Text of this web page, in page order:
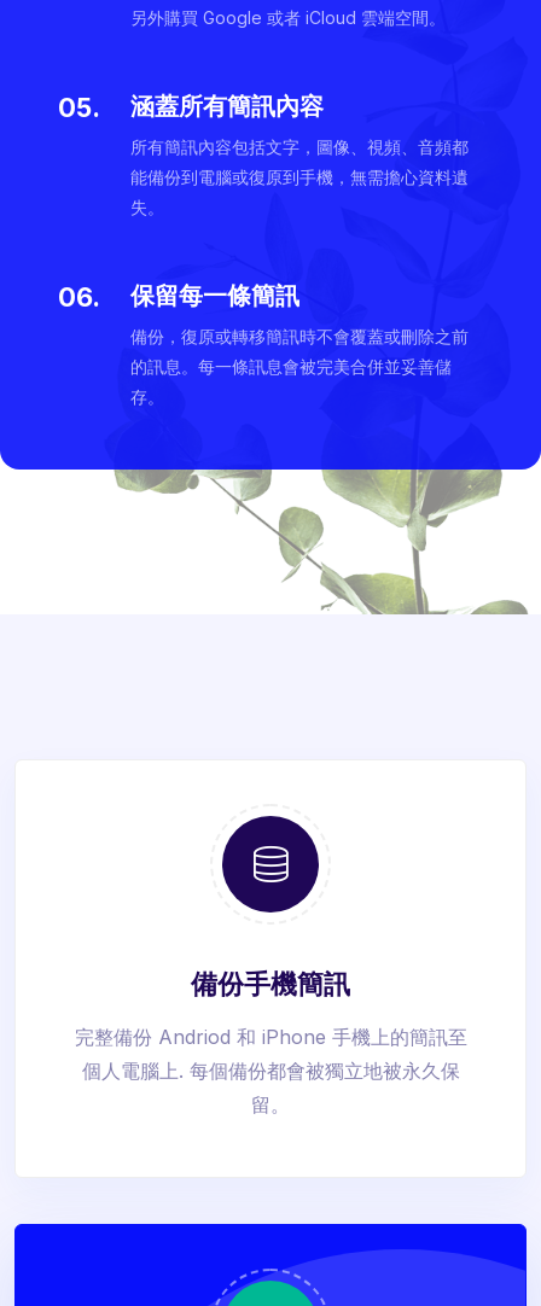
另外購買 Google 或者 iCloud 雲端空間。
05. 涵蓋所有簡訊內容
所有簡訊內容包括文字，圖像、視頻、音頻都
能備份到電腦或復原到手機，無需擔心資料遺
失。
06. 保留每一條簡訊
備份，復原或轉移簡訊時不會覆蓋或刪除之前
的訊息。每一條訊息會被完美合併並妥善儲
存。
備份手機簡訊
完整備份 Andriod 和 iPhone 手機上的簡訊至
個人電腦上. 每個備份都會被獨立地被永久保
留。